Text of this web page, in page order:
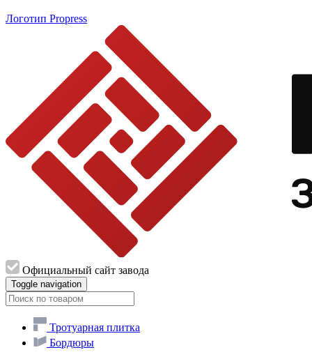
Логотип Propress
Официальный сайт завода
Toggle navigation
Тротуарная плитка
Бордюры